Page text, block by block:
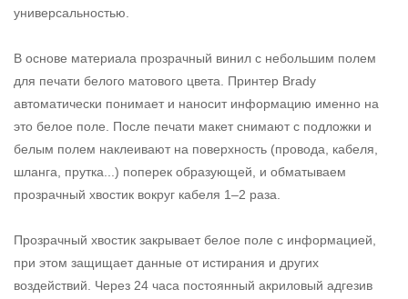
универсальностью.
В основе материала прозрачный винил с небольшим полем
для печати белого матового цвета. Принтер Brady
автоматически понимает и наносит информацию именно на
это белое поле. После печати макет снимают с подложки и
белым полем наклеивают на поверхность (провода, кабеля,
шланга, прутка...) поперек образующей, и обматываем
прозрачный хвостик вокруг кабеля 1–2 раза.
Прозрачный хвостик закрывает белое поле с информацией,
при этом защищает данные от истирания и других
воздействий. Через 24 часа постоянный акриловый адгезив